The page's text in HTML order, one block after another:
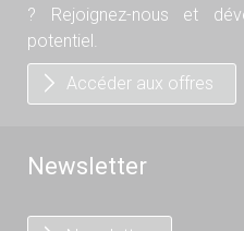
? Rejoignez-nous et
potentiel.
Accéder aux offres
Newsletter